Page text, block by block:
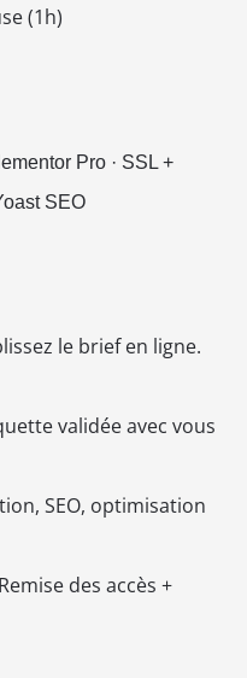
(1h)
Pro · SSL +
SEO
le brief en ligne.
validée avec vous
SEO, optimisation
des accès +